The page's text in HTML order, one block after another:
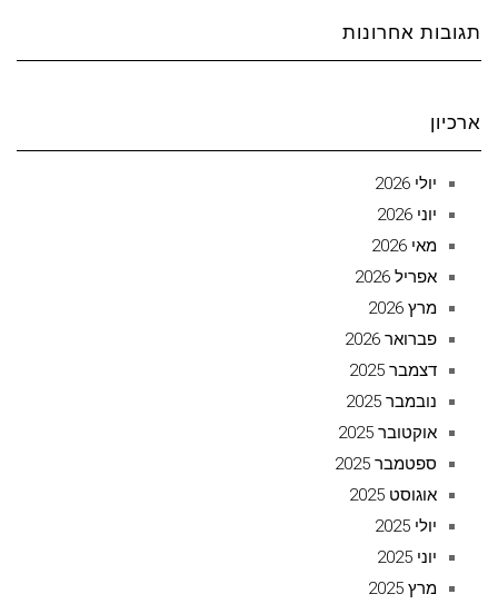
תגובות אחרונות
ארכיון
יולי 2026
יוני 2026
מאי 2026
אפריל 2026
מרץ 2026
פברואר 2026
דצמבר 2025
נובמבר 2025
אוקטובר 2025
ספטמבר 2025
אוגוסט 2025
יולי 2025
יוני 2025
מרץ 2025